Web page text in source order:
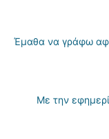
Έμαθα να γράφω
Με την